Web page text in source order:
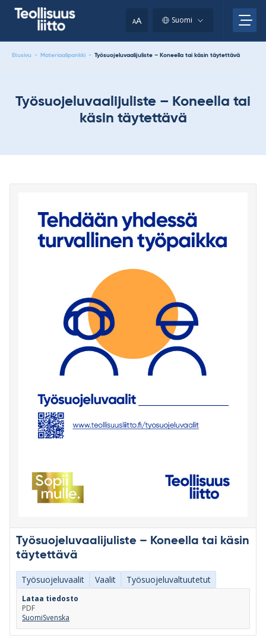
AA Suomi
Etusivu - Materiaalipankki - Työsuojeluvaalijuliste – Koneella tai käsin täytettävä
Työsuojeluvaalijuliste – Koneella tai
käsin täytettävä
Työsuojeluvaalijuliste – Koneella tai käsin
täytettävä
Työsuojeluvaalit Vaalit Työsuojeluvaltuutetut
Lataa tiedosto
PDF
SuomiSvenska
clipboard.)